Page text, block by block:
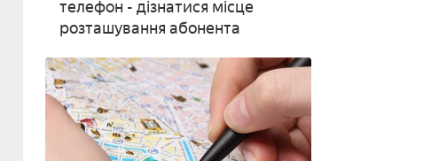
телефон - дізнатися місце
розташування абонента